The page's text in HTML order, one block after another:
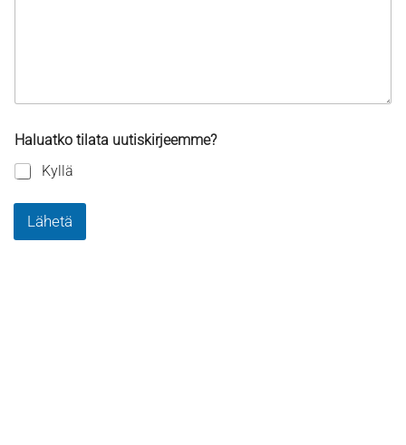
Haluatko tilata uutiskirjeemme?
Kyllä
Lähetä